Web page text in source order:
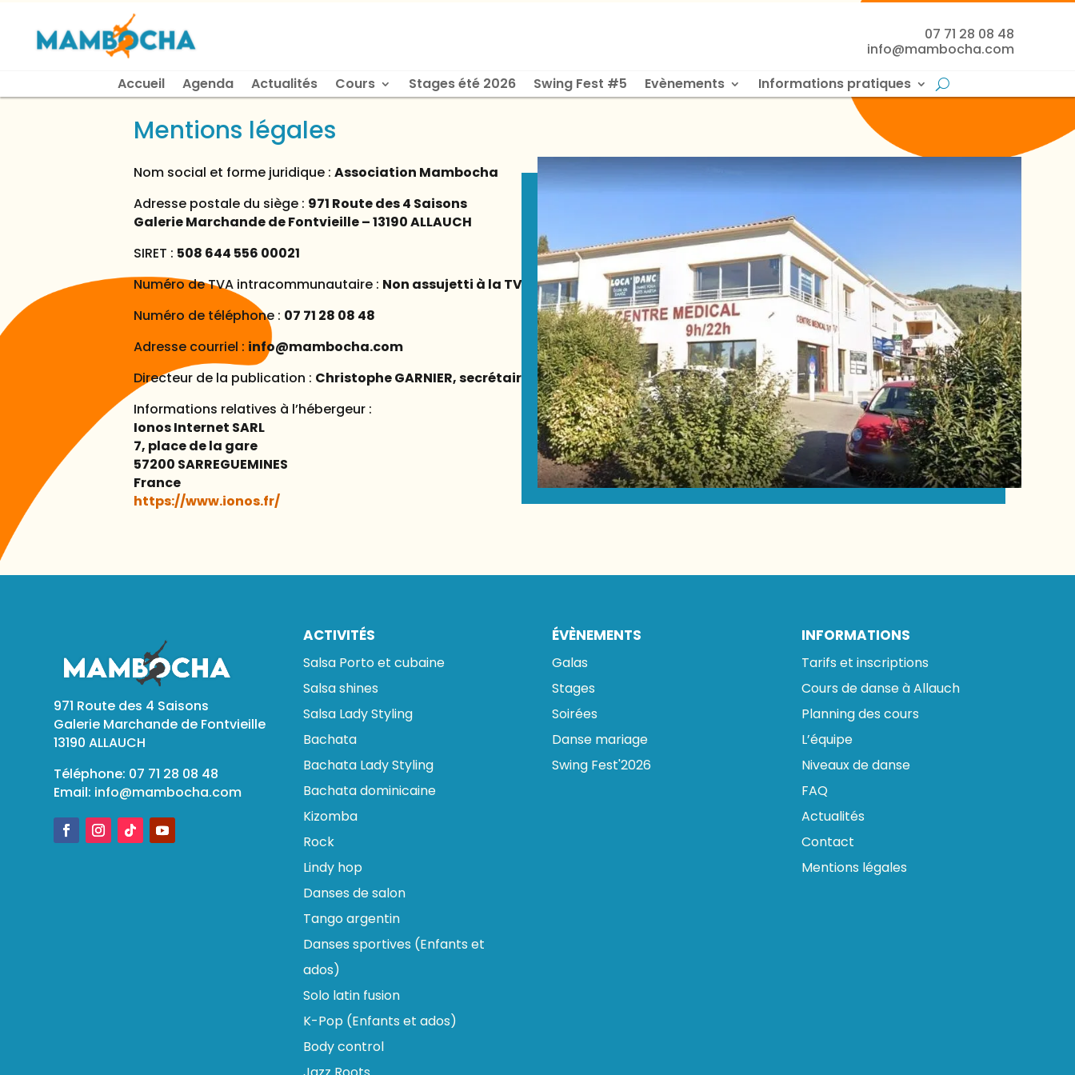
07 71 28 08 48
info@mambocha.com
Accueil
Agenda Actualités Cours Stages été 2026 Swing Fest #5 Evènements Informations pratiques
Mentions légales
Nom social et forme juridique :Association Mambocha
Adresse postale du siège : 971 Route des 4 Saisons
Galerie Marchande de Fontvieille – 13190 ALLAUCH
SIRET : 508 644 556 00021
Numéro de TVA intracommunautaire : Non assujetti à la TVA
Numéro de téléphone : 07 71 28 08 48
Adresse courriel : info@mambocha.com
Directeur de la publication : Christophe GARNIER, secrétaire
Informations relatives à l’hébergeur :
Ionos Internet SARL
7, place de la gare
57200 SARREGUEMINES
France
https://www.ionos.fr/
971 Route des 4 Saisons
Galerie Marchande de Fontvieille
13190 ALLAUCH
Téléphone: 07 71 28 08 48
Email: info@mambocha.com
ACTIVITÉS
Salsa Porto et cubaine
Salsa shines
Salsa Lady Styling
Bachata
Bachata Lady Styling
Bachata dominicaine
Kizomba
Rock
Lindy hop
Danses de salon
Tango argentin
Danses sportives (Enfants et
ados)
Solo latin fusion
K-Pop (Enfants et ados)
Body control
ÉVÈNEMENTS
Galas
Stages
Soirées
Danse mariage
Swing Fest'2026
INFORMATIONS
Tarifs et inscriptions
Cours de danse à Allauch
Planning des cours
L’équipe
Niveaux de danse
FAQ
Actualités
Contact
Mentions légales